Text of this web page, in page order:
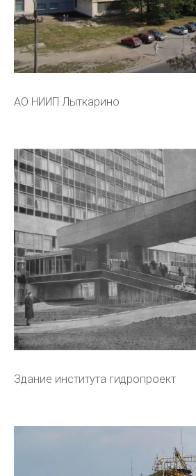
АО НИИП Лыткарино
Здание института гидропроект